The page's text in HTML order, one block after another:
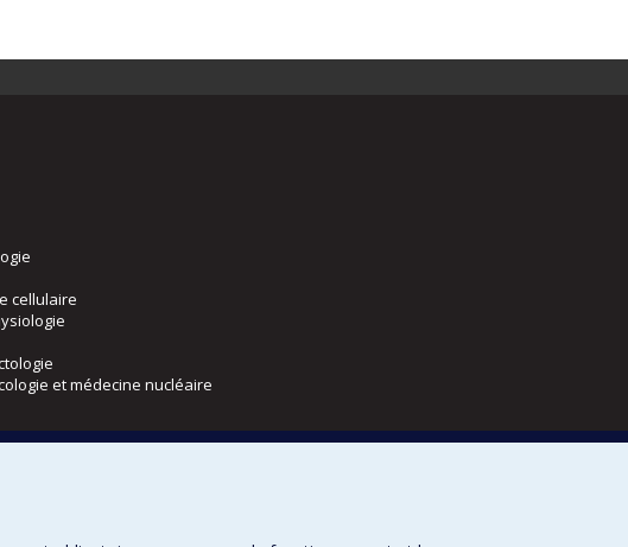
cellulaire
et médecine nucléaire